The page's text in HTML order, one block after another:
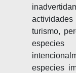
actividades
turismo,
especies
especies